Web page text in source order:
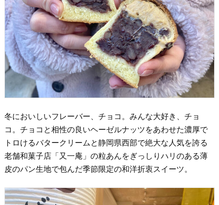
冬においしいフレーバー、チョコ。みんな大好き、チョ
コ。チョコと相性の良いヘーゼルナッツをあわせた濃厚で
トロけるバタークリームと静岡県西部で絶大な人気を誇る
老舗和菓子店「又一庵」の粒あんをぎっしりハリのある薄
皮のパン生地で包んだ季節限定の和洋折衷スイーツ。